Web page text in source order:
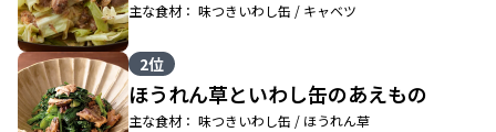
主な食材： 味つきいわし缶 / キャベツ
2位
ほうれん草といわし缶のあえもの
主な食材： 味つきいわし缶 / ほうれん草